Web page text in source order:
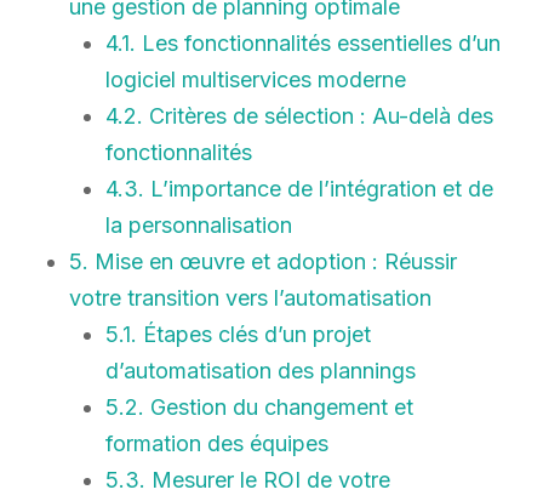
une gestion de planning optimale
4.1. Les fonctionnalités essentielles d’un
logiciel multiservices moderne
4.2. Critères de sélection : Au-delà des
fonctionnalités
4.3. L’importance de l’intégration et de
la personnalisation
5. Mise en œuvre et adoption : Réussir
votre transition vers l’automatisation
5.1. Étapes clés d’un projet
d’automatisation des plannings
5.2. Gestion du changement et
formation des équipes
5.3. Mesurer le ROI de votre